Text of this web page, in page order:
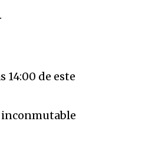
14:00 de este
inconmutable